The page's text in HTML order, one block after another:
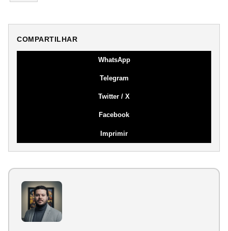
COMPARTILHAR
WhatsApp
Telegram
Twitter / X
Facebook
Imprimir